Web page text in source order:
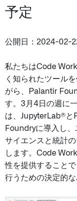
予定
公開日：2024-02-
私たちはCode
く知られたツール
がら、Palantir
す。3月4日の週に
は、JupyterLab®と
Foundryに導入し
サイエンスと統計
します。Code
性を提供すること
行うための決定的な